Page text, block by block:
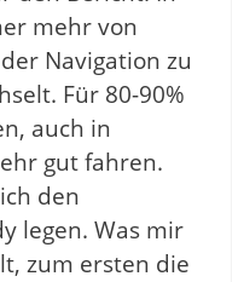
mehr von
Navigation zu
Für 80-90%
auch in
gut fahren.
den
legen. Was mir
zum ersten die